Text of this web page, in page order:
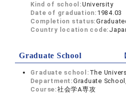
Kind of school:University
Date of graduation: 1984.03
Completion status:
Country location code:
Graduate School
Graduate school: The
Department:Graduate
Course:社会学A専攻